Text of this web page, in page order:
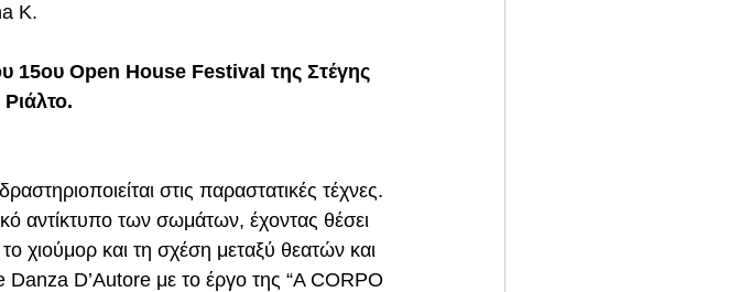
K.
15ου Open House Festival της Στέγης
στις παραστατικές τέχνες.
αντίκτυπο των σωμάτων, έχοντας θέσει
χιούμορ και τη σχέση μεταξύ θεατών και
D’Autore με το έργο της “A CORPO